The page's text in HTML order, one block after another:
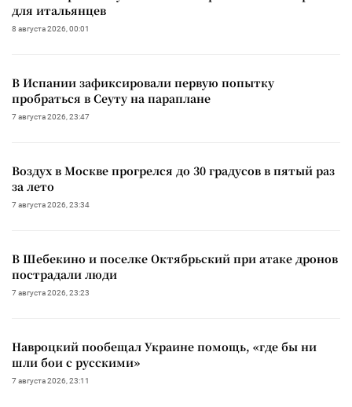
для итальянцев
8 августа 2026, 00:01
В Испании зафиксировали первую попытку
пробраться в Сеуту на параплане
7 августа 2026, 23:47
Воздух в Москве прогрелся до 30 градусов в пятый раз
за лето
7 августа 2026, 23:34
В Шебекино и поселке Октябрьский при атаке дронов
пострадали люди
7 августа 2026, 23:23
Навроцкий пообещал Украине помощь, «где бы ни
шли бои с русскими»
7 августа 2026, 23:11